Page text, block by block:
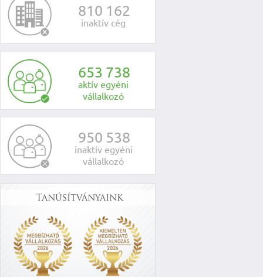
810 162
inaktív cég
653 738
aktív egyéni
vállalkozó
950 538
inaktív egyéni
vállalkozó
Tanúsítványaink